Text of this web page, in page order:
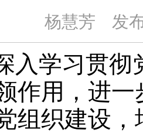
杨慧芳 发
入学习贯彻
作用，进
组织建设